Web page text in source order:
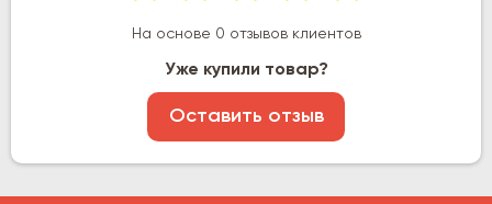
На основе 0 отзывов клиентов
Уже купили товар?
Оставить отзыв